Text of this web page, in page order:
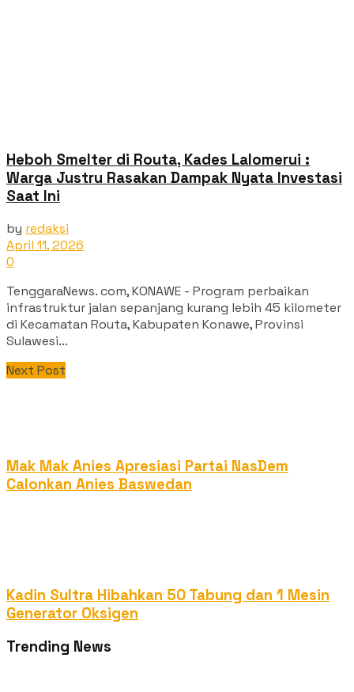
Heboh Smelter di Routa, Kades Lalomerui :
Warga Justru Rasakan Dampak Nyata Investasi
Saat Ini
by redaksi
April 11, 2026
0
TenggaraNews. com, KONAWE - Program perbaikan
infrastruktur jalan sepanjang kurang lebih 45 kilometer
di Kecamatan Routa, Kabupaten Konawe, Provinsi
Sulawesi...
Next Post
Mak Mak Anies Apresiasi Partai NasDem
Calonkan Anies Baswedan
Kadin Sultra Hibahkan 50 Tabung dan 1 Mesin
Generator Oksigen
Trending News